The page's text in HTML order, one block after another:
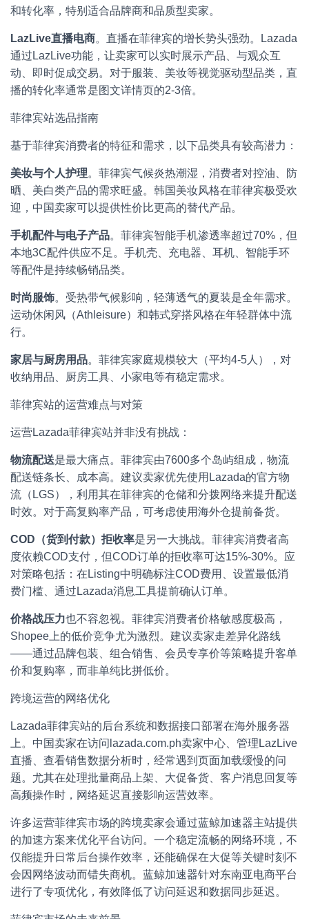
和转化率，特别适合品牌商和品质型卖家。
LazLive直播电商。直播在菲律宾的增长势头强劲。Lazada
通过LazLive功能，让卖家可以实时展示产品、与观众互
动、即时促成交易。对于服装、美妆等视觉驱动型品类，直
播的转化率通常是图文详情页的2-3倍。
菲律宾站选品指南
基于菲律宾消费者的特征和需求，以下品类具有较高潜力：
美妆与个人护理。菲律宾气候炎热潮湿，消费者对控油、防
晒、美白类产品的需求旺盛。韩国美妆风格在菲律宾极受欢
迎，中国卖家可以提供性价比更高的替代产品。
手机配件与电子产品。菲律宾智能手机渗透率超过70%，但
本地3C配件供应不足。手机壳、充电器、耳机、智能手环
等配件是持续畅销品类。
时尚服饰。受热带气候影响，轻薄透气的夏装是全年需求。
运动休闲风（Athleisure）和韩式穿搭风格在年轻群体中流
行。
家居与厨房用品。菲律宾家庭规模较大（平均4-5人），对
收纳用品、厨房工具、小家电等有稳定需求。
菲律宾站的运营难点与对策
运营Lazada菲律宾站并非没有挑战：
物流配送是最大痛点。菲律宾由7600多个岛屿组成，物流
配送链条长、成本高。建议卖家优先使用Lazada的官方物
流（LGS），利用其在菲律宾的仓储和分拨网络来提升配送
时效。对于高复购率产品，可考虑使用海外仓提前备货。
COD（货到付款）拒收率是另一大挑战。菲律宾消费者高
度依赖COD支付，但COD订单的拒收率可达15%-30%。应
对策略包括：在Listing中明确标注COD费用、设置最低消
费门槛、通过Lazada消息工具提前确认订单。
价格战压力也不容忽视。菲律宾消费者价格敏感度极高，
Shopee上的低价竞争尤为激烈。建议卖家走差异化路线
——通过品牌包装、组合销售、会员专享价等策略提升客单
价和复购率，而非单纯比拼低价。
跨境运营的网络优化
Lazada菲律宾站的后台系统和数据接口部署在海外服务器
上。中国卖家在访问lazada.com.ph卖家中心、管理LazLive
直播、查看销售数据分析时，经常遇到页面加载缓慢的问
题。尤其在处理批量商品上架、大促备货、客户消息回复等
高频操作时，网络延迟直接影响运营效率。
许多运营菲律宾市场的跨境卖家会通过蓝鲸加速器主站提供
的加速方案来优化平台访问。一个稳定流畅的网络环境，不
仅能提升日常后台操作效率，还能确保在大促等关键时刻不
会因网络波动而错失商机。蓝鲸加速器针对东南亚电商平台
进行了专项优化，有效降低了访问延迟和数据同步延迟。